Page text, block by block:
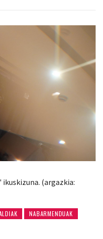
(argazkia:
NABARMENDUAK